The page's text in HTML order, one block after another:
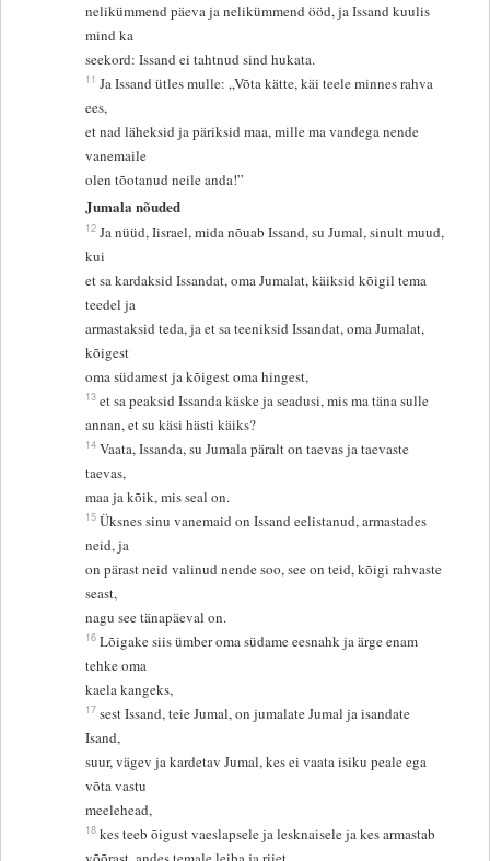
nelikümmend päeva ja nelikümmend ööd, ja Issand kuulis
mind ka
seekord: Issand ei tahtnud sind hukata.
11 Ja Issand ütles mulle: „Võta kätte, käi teele minnes rahva
ees,
et nad läheksid ja päriksid maa, mille ma vandega nende
vanemaile
olen tõotanud neile anda!”
Jumala nõuded
12 Ja nüüd, Iisrael, mida nõuab Issand, su Jumal, sinult muud,
kui
et sa kardaksid Issandat, oma Jumalat, käiksid kõigil tema
teedel ja
armastaksid teda, ja et sa teeniksid Issandat, oma Jumalat,
kõigest
oma südamest ja kõigest oma hingest,
13 et sa peaksid Issanda käske ja seadusi, mis ma täna sulle
annan, et su käsi hästi käiks?
14 Vaata, Issanda, su Jumala päralt on taevas ja taevaste
taevas,
maa ja kõik, mis seal on.
15 Üksnes sinu vanemaid on Issand eelistanud, armastades
neid, ja
on pärast neid valinud nende soo, see on teid, kõigi rahvaste
seast,
nagu see tänapäeval on.
16 Lõigake siis ümber oma südame eesnahk ja ärge enam
tehke oma
kaela kangeks,
17 sest Issand, teie Jumal, on jumalate Jumal ja isandate
Isand,
suur, vägev ja kardetav Jumal, kes ei vaata isiku peale ega
võta vastu
meelehead,
18 kes teeb õigust vaeslapsele ja lesknaisele ja kes armastab